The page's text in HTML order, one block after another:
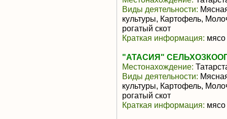
Виды деятельности:
культуры, Картофель,
рогатый скот
Краткая информация: мясо
"АТАСИЯ"
Местонахождение:
Виды деятельности:
культуры, Картофель,
рогатый скот
Краткая информация: мясо